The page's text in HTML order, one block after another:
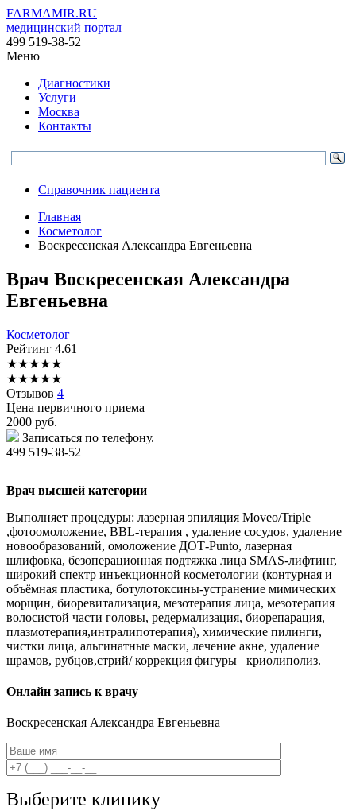
FARMAMIR.RU
медицинский портал
499 519-38-52
Меню
Диагностики
Услуги
Москва
Контакты
Справочник пациента
Главная
Косметолог
Воскресенская Александра Евгеньевна
Врач Воскресенская Александра
Евгеньевна
Косметолог
Рейтинг 4.61
★★★★★
★★★★★
Отзывов 4
Цена первичного приема
2000 руб.
Записаться по телефону.
499 519-38-52
Врач высшей категории
Выполняет процедуры: лазерная эпиляция Moveo/Triple
,фотоомоложение, BBL-терапия , удаление сосудов, удаление
новообразований, омоложение ДОТ-Punto, лазерная
шлифовка, безоперационная подтяжка лица SMAS-лифтинг,
широкий спектр инъекционной косметологии (контурная и
объёмная пластика, ботулотоксины-устранение мимических
морщин, биоревитализация, мезотерапия лица, мезотерапия
волосистой части головы, редермализация, биорепарация,
плазмотерапия,интралипотерапия), химические пилинги,
чистки лица, альгинатные маски, лечение акне, удаление
шрамов, рубцов,стрий/ коррекция фигуры –криолиполиз.
Онлайн запись к врачу
Воскресенская Александра Евгеньевна
Выберите клинику